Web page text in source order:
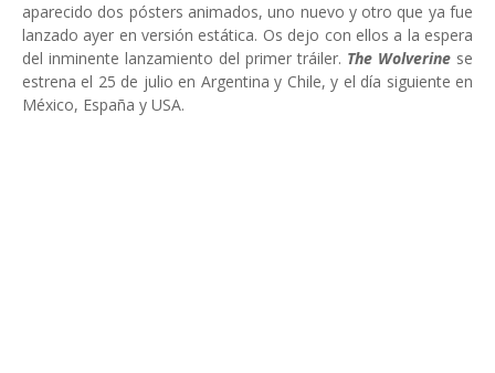
aparecido dos pósters animados, uno nuevo y otro que ya fue
lanzado ayer en versión estática. Os dejo con ellos a la espera
del inminente lanzamiento del primer tráiler. The Wolverine se
estrena el 25 de julio en Argentina y Chile, y el día siguiente en
México, España y USA.